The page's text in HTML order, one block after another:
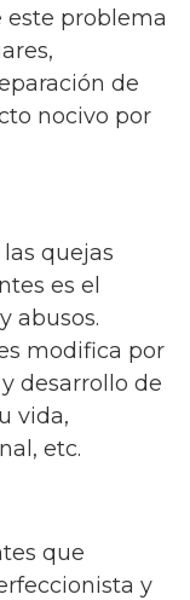
este problema
de
nocivo por
quejas
es el
abusos.
modifica por
desarrollo de
vida,
etc.
que
y